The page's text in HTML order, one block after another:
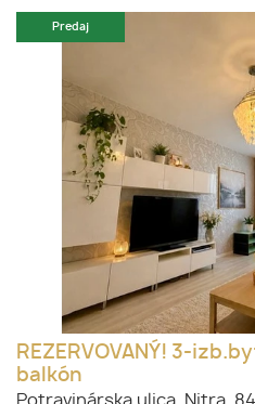
Predaj
REZERVOVANÝ! 3-
balkón